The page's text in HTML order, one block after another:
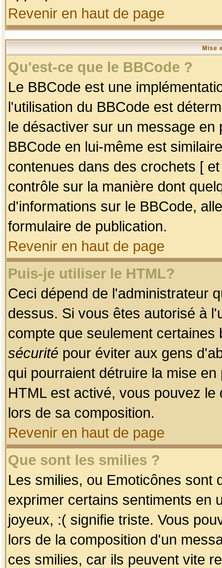
Revenir en haut de page
Mise
Qu'est-ce que le BBCode ?
Le BBCode est une
l'utilisation du BBCode est
le désactiver sur un message
BBCode en lui-même est
contenues dans des crochets [
contrôle sur la manière dont
d'informations sur le BBCode,
formulaire de publication.
Revenir en haut de page
Puis-je utiliser le HTML?
Ceci dépend de l'administrateur
dessus. Si vous êtes autorisé à
compte que seulement
sécurité pour éviter aux gens
qui pourraient détruire la mise
HTML est activé, vous pouvez
lors de sa composition.
Revenir en haut de page
Que sont les smilies ?
Les smilies, ou Emoticônes sont
exprimer certains sentiments en
joyeux, :( signifie triste. Vous
lors de la composition d'un
ces smilies, car ils peuvent vite